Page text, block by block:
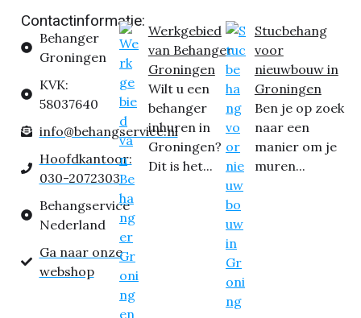
Contactinformatie:
Behanger
Groningen
KVK:
58037640
info@behangservice.nl
Hoofdkantoor:
030-2072303
Behangservice
Nederland
Ga naar onze
webshop
Werkgebied
van Behanger
Groningen
Wilt u een
behanger
inhuren in
Groningen?
Dit is het...
Stucbehang
voor
nieuwbouw in
Groningen
Ben je op zoek
naar een
manier om je
muren...